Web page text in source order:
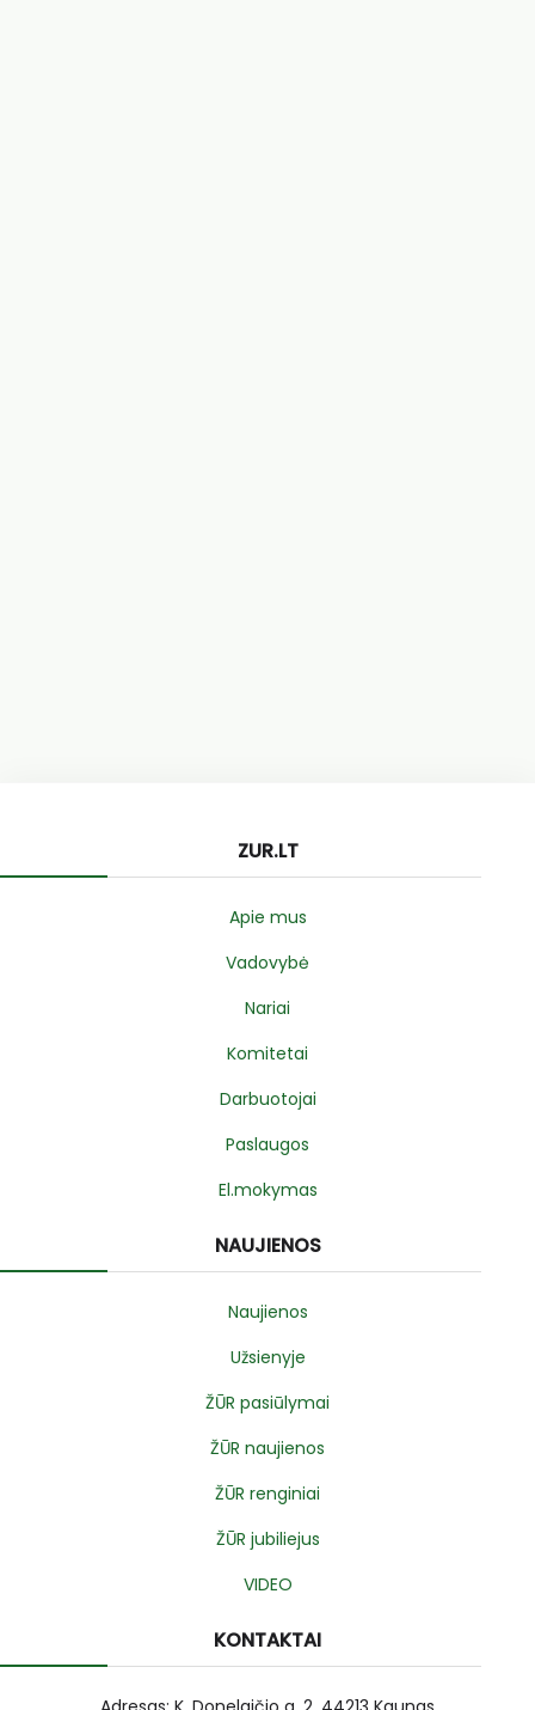
ZUR.LT
Apie mus
Vadovybė
Nariai
Komitetai
Darbuotojai
Paslaugos
El.mokymas
NAUJIENOS
Naujienos
Užsienyje
ŽŪR pasiūlymai
ŽŪR naujienos
ŽŪR renginiai
ŽŪR jubiliejus
VIDEO
KONTAKTAI